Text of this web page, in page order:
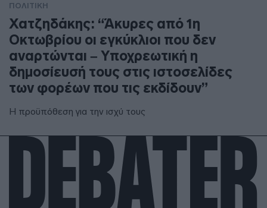
ΠΟΛΙΤΙΚΗ
Χατζηδάκης: “Άκυρες από 1η
Οκτωβρίου οι εγκύκλιοι που δεν
αναρτώνται – Υποχρεωτική η
δημοσίευσή τους στις ιστοσελίδες
των φορέων που τις εκδίδουν”
Η προϋπόθεση για την ισχύ τους